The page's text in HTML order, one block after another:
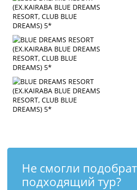
Не смогли
подходящий тур?